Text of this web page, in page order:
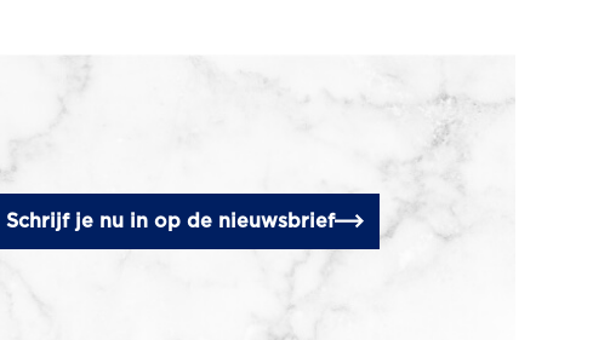
Schrijf je nu in op de nieuwsbrief